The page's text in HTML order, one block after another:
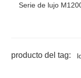
Serie de lujo
producto del tag: